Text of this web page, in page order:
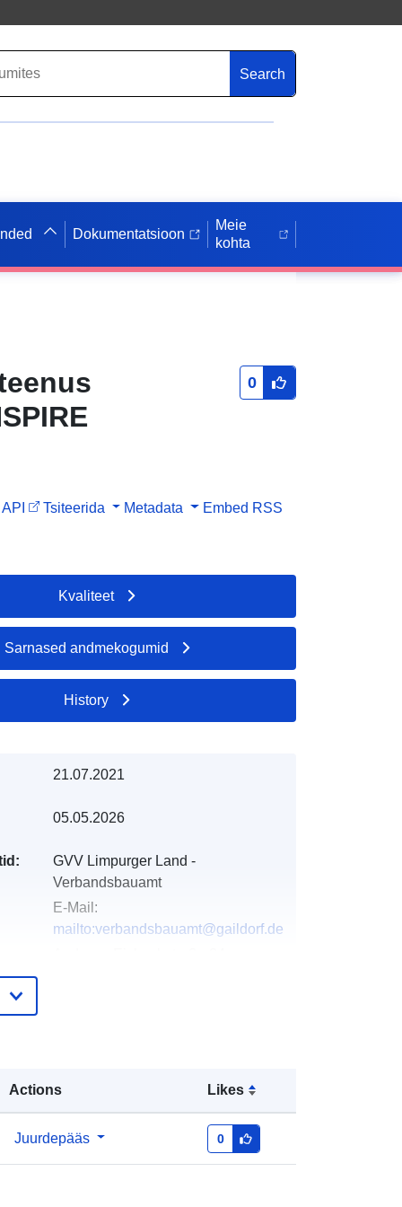
Search
Dokumentatsioon
Meie
kohta
0
API Tsiteerida Metadata Embed RSS
Actions Likes
Juurdepääs 0
Kvaliteet
Sarnased andmekogumid
History
21.07.2021
05.05.2026
GVV Limpurger Land -
Verbandsbauamt
E-Mail:
mailto:verbandsbauamt@gaildorf.de
December 2025
Ajakohastatud veebisaidil Data.europa.eu:
08 August 2026